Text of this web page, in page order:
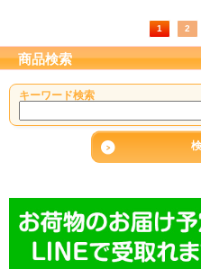
1 2
商品検索
キーワード検索